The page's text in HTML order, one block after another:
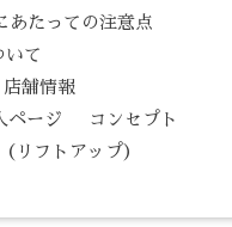
あたっての注意点
いて
店舗情報
ページ
コンセプト
アップ）